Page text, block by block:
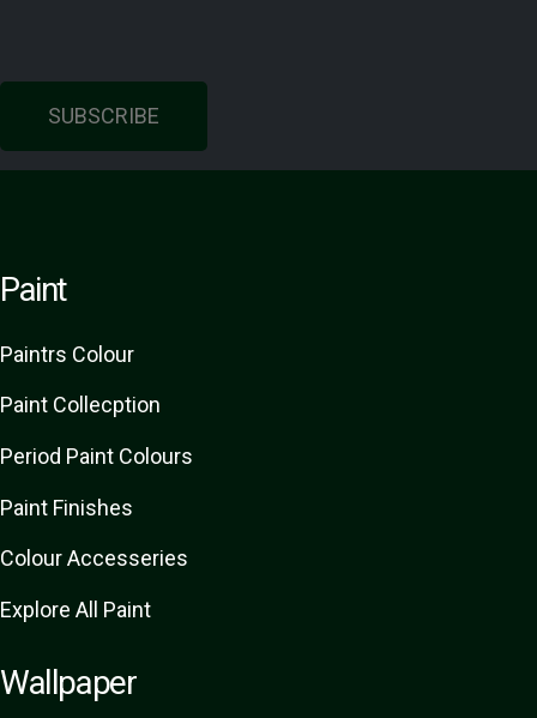
SUBSCRIBE
Paint
Paintrs Colour
Paint Collecption
Period Paint Colours
Paint Finishes
Colour Accesseries
Explore All Paint
Wallpaper